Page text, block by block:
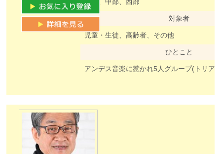
東部、中部、西部
対象者
児童・生徒、高齢者、その他
ひとこと